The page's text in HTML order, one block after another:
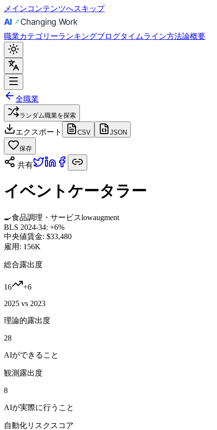
メインコンテンツへスキップ
職業カテゴリーランキングブログタイムライン方法論概要
全職業
ランダム職業を探索
エクスポート CSV JSON
保存
共有
イベントケータラー
🍳食品調理・サービスlowaugment
BLS 2024-34: +6%
中央値賃金: $33,480
雇用: 156K
総合露出度
16 +6
2025 vs 2023
理論的露出度
28
AIができること
観測露出度
8
AIが実際に行うこと
自動化リスクスコア